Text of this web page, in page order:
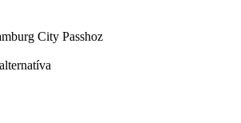
City Passhoz